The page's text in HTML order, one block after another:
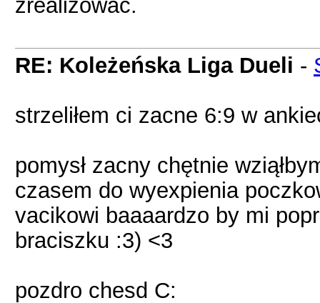
zrealizować.
RE: Koleżeńska Liga Dueli -
strzeliłem ci zacne 6:9 w
pomysł zacny chętnie
czasem do wyexpienia
vacikowi baaaardzo by mi
braciszku :3) <3
pozdro chesd C: